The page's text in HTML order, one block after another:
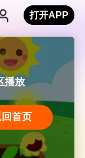
打开APP
播放
首页